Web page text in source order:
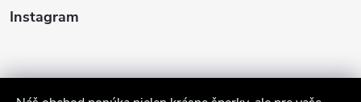
Instagram